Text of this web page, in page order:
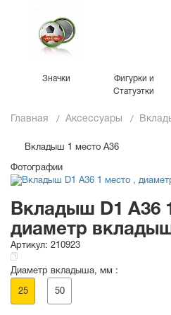
Значки
Фигурки и
Статуэтки
Главная Аксессуары
Вкладыш 1 место A36
Фотографии
Вкладыш D1 A36
диаметр
Артикул: 210923
Диаметр вкладыша, мм :
25 50